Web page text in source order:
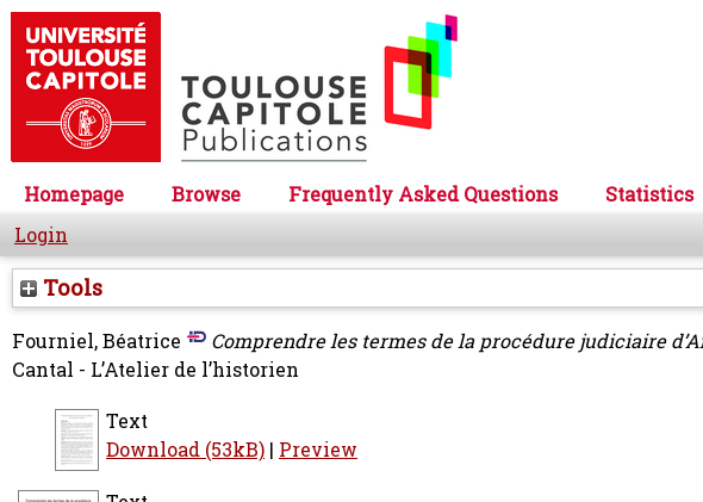
Homepage Browse Frequently Asked Questions
Statistics
Login
Tools
Fourniel, Béatrice Comprendre les termes de la procédure judiciaire
Cantal - L’Atelier de l’historien
Text
Download (53kB) | Preview